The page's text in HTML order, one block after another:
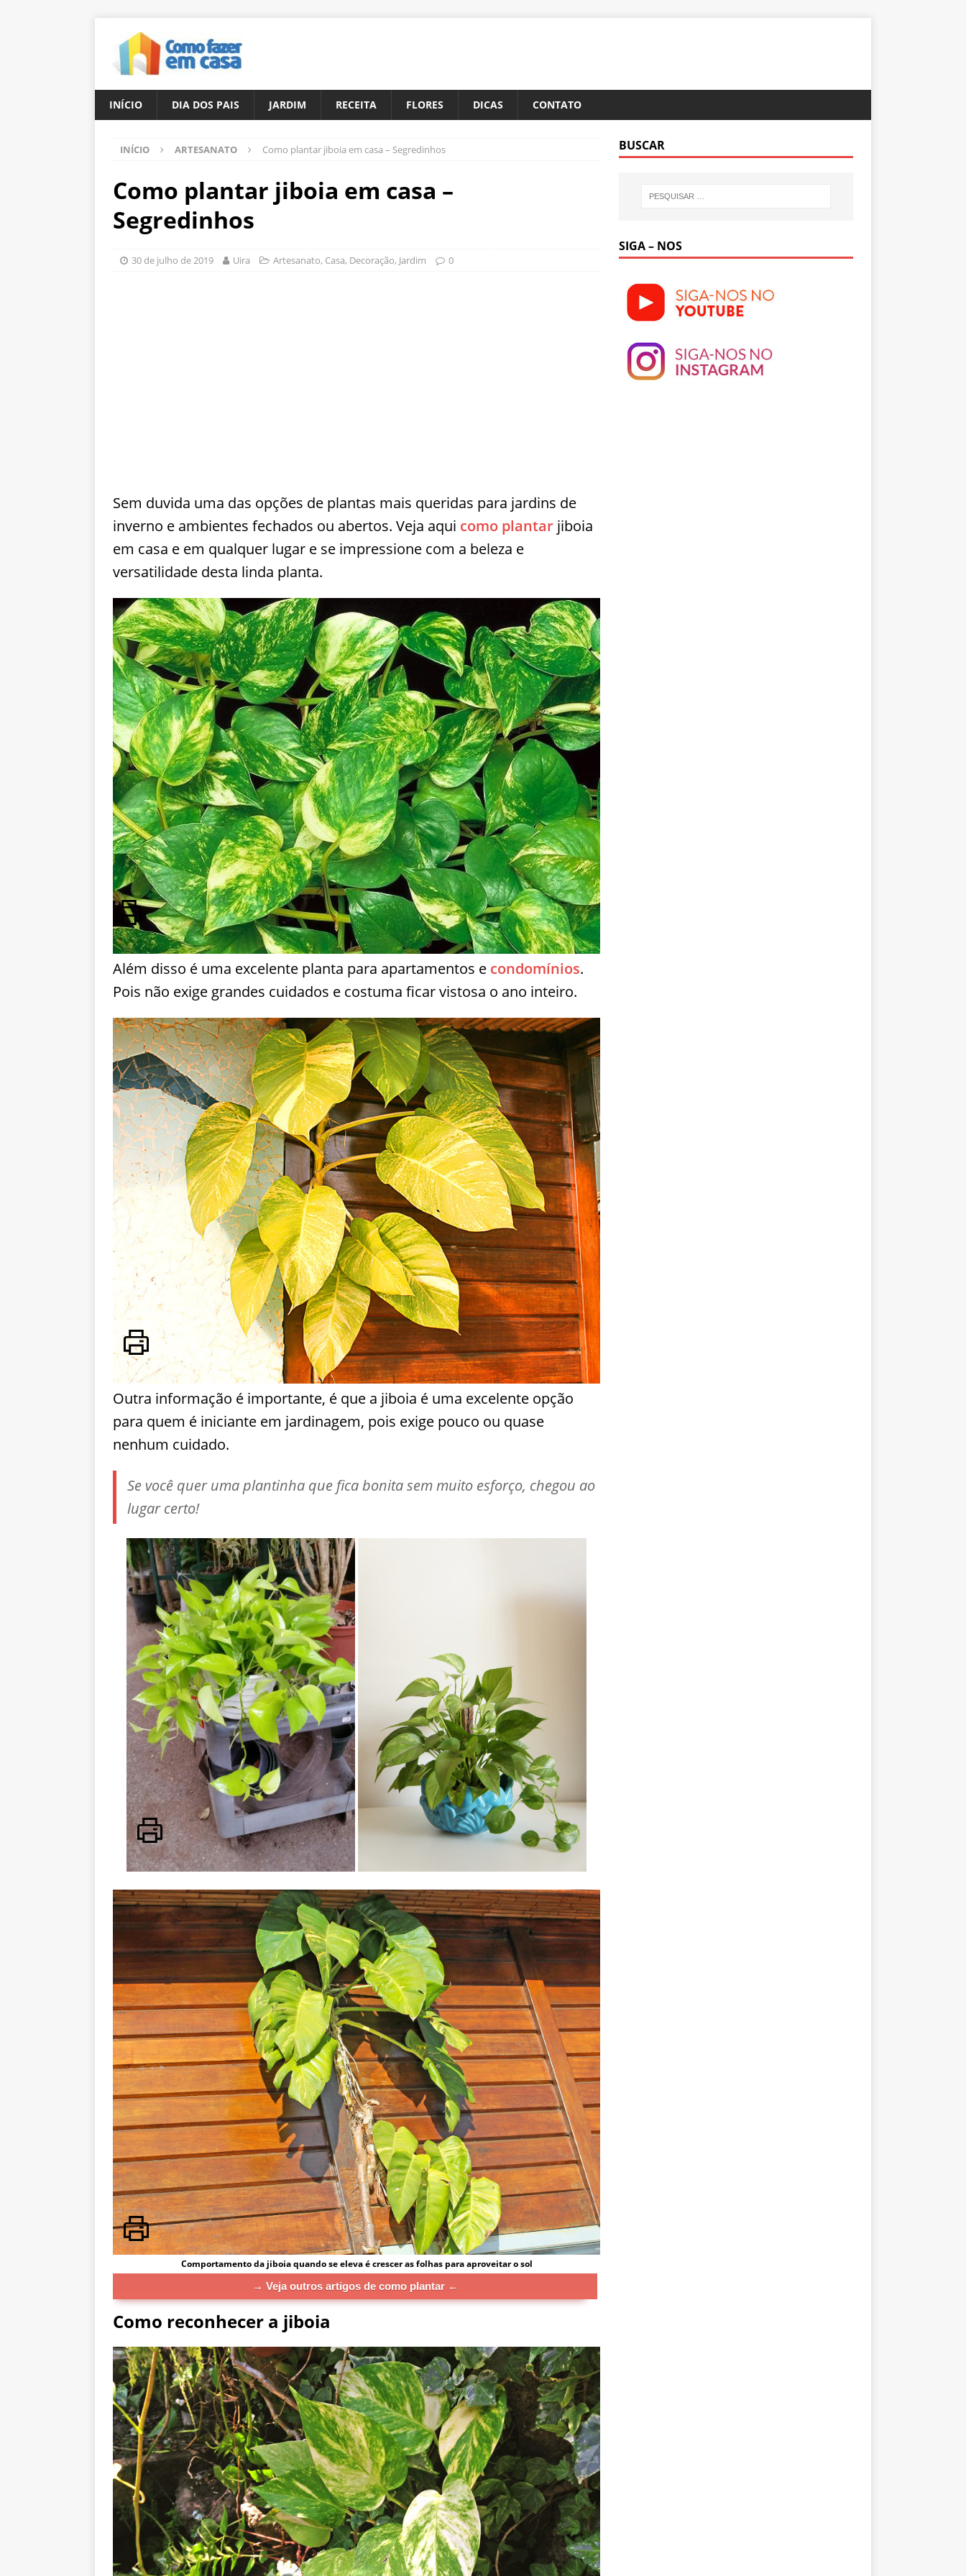
INÍCIO DIA DOS PAIS JARDIM RECEITA FLORES DICAS CONTATO
INÍCIO ARTESANATO Como plantar jiboia em casa – Segredinhos
Como plantar jiboia em casa –
Segredinhos
30 de julho de 2019 Uira Artesanato, Casa, Decoração, Jardim 0
Sem duvida uma das opções de plantas mais queridas para jardins de
inverno e ambientes fechados ou abertos. Veja aqui como plantar jiboia
em casa e em qualquer lugar e se impressione com a beleza e
versatilidade desta linda planta.
Além disso é uma excelente planta para apartamentos e condomínios.
Pois não exige grandes cuidados e costuma ficar vistosa o ano inteiro.
Outra informação é importante, é que a jiboia é uma excelente opção
para quem é iniciante em jardinagem, pois exige pouco ou quase
nenhum cuidado.
Se você quer uma plantinha que fica bonita sem muito esforço, chegou ao
lugar certo!
Comportamento da jiboia quando se eleva é crescer as folhas para aproveitar o sol
→ Veja outros artigos de como plantar ←
Como reconhecer a jiboia
BUSCAR
SIGA – NOS